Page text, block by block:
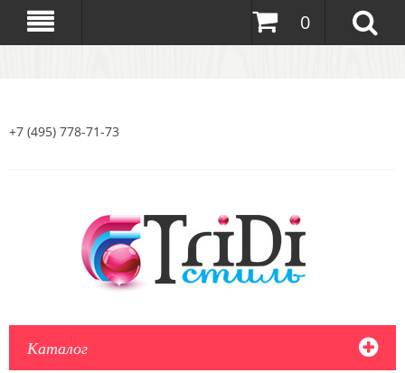
0
+7 (495) 778-71-73
Каталог